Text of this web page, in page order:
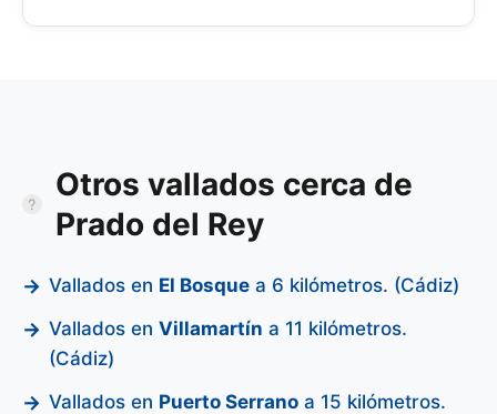
Otros vallados cerca de
Prado del Rey
Vallados en El Bosque a 6 kilómetros. (Cádiz)
Vallados en Villamartín a 11 kilómetros.
(Cádiz)
Vallados en Puerto Serrano a 15 kilómetros.